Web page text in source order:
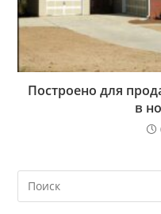
Построено для
в
Искать: